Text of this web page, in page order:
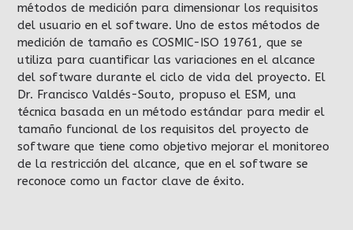
métodos de medición para dimensionar los requisitos
del usuario en el software. Uno de estos métodos de
medición de tamaño es COSMIC-ISO 19761, que se
utiliza para cuantificar las variaciones en el alcance
del software durante el ciclo de vida del proyecto. El
Dr. Francisco Valdés-Souto, propuso el ESM, una
técnica basada en un método estándar para medir el
tamaño funcional de los requisitos del proyecto de
software que tiene como objetivo mejorar el monitoreo
de la restricción del alcance, que en el software se
reconoce como un factor clave de éxito.